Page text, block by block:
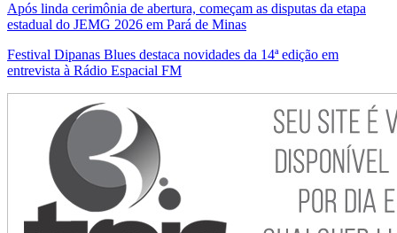
Após linda cerimônia de abertura, começam as disputas da etapa
estadual do JEMG 2026 em Pará de Minas
Festival Dipanas Blues destaca novidades da 14ª edição em
entrevista à Rádio Espacial FM